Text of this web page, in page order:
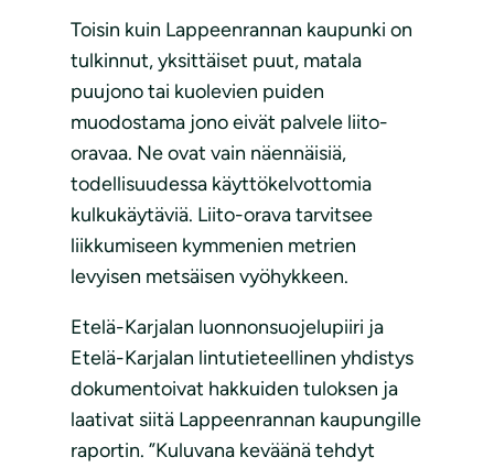
Toisin kuin Lappeenrannan kaupunki on
tulkinnut, yksittäiset puut, matala
puujono tai kuolevien puiden
muodostama jono eivät palvele liito-
oravaa. Ne ovat vain näennäisiä,
todellisuudessa käyttökelvottomia
kulkukäytäviä. Liito-orava tarvitsee
liikkumiseen kymmenien metrien
levyisen metsäisen vyöhykkeen.
Etelä-Karjalan luonnonsuojelupiiri ja
Etelä-Karjalan lintutieteellinen yhdistys
dokumentoivat hakkuiden tuloksen ja
laativat siitä Lappeenrannan kaupungille
raportin. ”Kuluvana keväänä tehdyt